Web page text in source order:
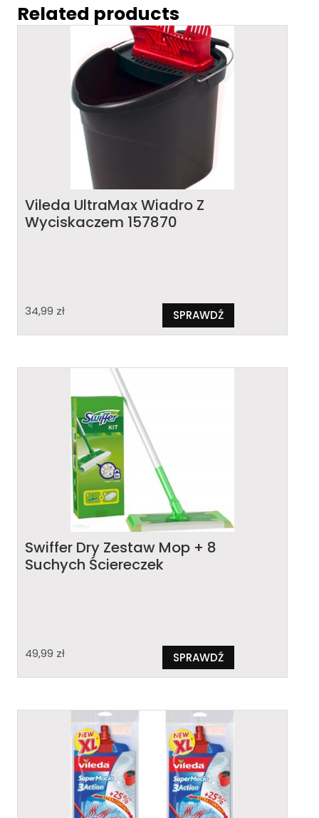
Related products
Vileda UltraMax Wiadro Z
Wyciskaczem 157870
34,99 zł SPRAWDŹ
Swiffer Dry Zestaw Mop + 8
Suchych Ściereczek
49,99 zł SPRAWDŹ